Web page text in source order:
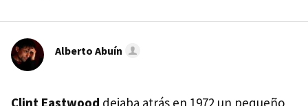
Alberto Abuín
Clint Eastwood dejaba atrás en 1972 un pequeño